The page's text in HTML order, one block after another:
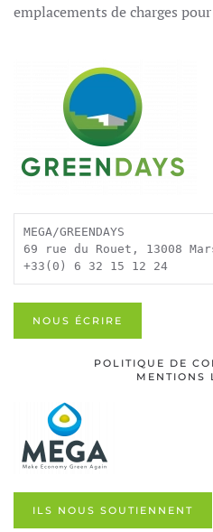
emplacements de charges
MEGA/GREENDAYS
69 rue du Rouet, 13008
+33(0) 6 32 15 12 24
NOUS ÉCRIRE
POLITIQUE DE
MENTIONS
ILS NOUS SOUTIENNENT